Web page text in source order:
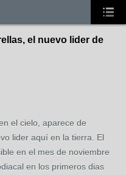
el nuevo lider de
el cielo, aparece de
lider aquí en la tierra. El
en el mes de noviembre
en los primeros dias